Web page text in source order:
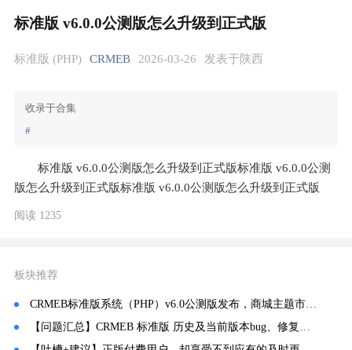
标准版 v6.0.0公测版怎么升级到正式版
标准版 (PHP) CRMEB 2026-03-26 发表于陕西
收录于合集
#
标准版 v6.0.0公测版怎么升级到正式版标准版 v6.0.0公测
版怎么升级到正式版标准版 v6.0.0公测版怎么升级到正式版
阅读 1235
板块推荐
CRMEB标准版系统（PHP）v6.0公测版发布，商城主题市场上线~
【问题汇总】CRMEB 标准版 历史及当前版本bug、修复、常见问题记录汇总！